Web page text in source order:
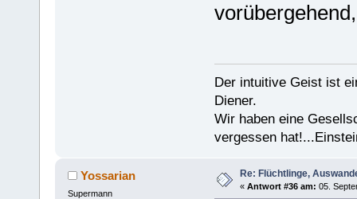
Der intuitive Geist ist
Diener.
Wir haben eine
vergessen
Yossarian
Supermann
Re: Flüchtlinge,
« Antwort #36 am: 05.